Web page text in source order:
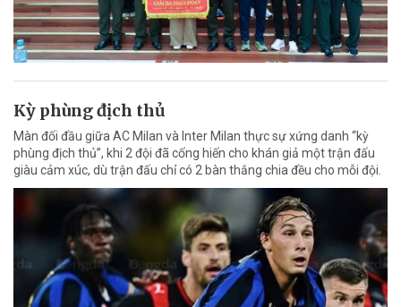
Kỳ phùng địch thủ
Màn đối đầu giữa AC Milan và Inter Milan thực sự xứng danh “kỳ
phùng địch thủ”, khi 2 đội đã cống hiến cho khán giả một trận đấu
giàu cảm xúc, dù trận đấu chỉ có 2 bàn thắng chia đều cho mỗi đội.